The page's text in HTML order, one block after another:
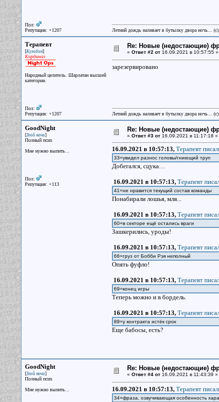
Пол:
Репутация: +1207
Летний дождь наливает в бутылку двора ночь...
Терапевт
[Кулибин]
Кардинал
Народный целитель. Шарлатан высшей
категории.
Пол:
Репутация: +1207
Re: Новые (недостающие)
« Ответ #2 от16.09.2021 в 10:57:55 »
зарезервировано
Летний дождь наливает в бутылку двора ночь...
GoodNight
[Злой ночи]
Полный псих
Мне нужно выпить...
Пол:
Репутация: +113
Re: Новые (недостающие)
« Ответ #3 от16.09.2021 в 11:17:18 »
16.09.2021 в 10:57:13, Терапевт
33=увидел разнос головы/гниющий труп
Добегался, сцука…
16.09.2021 в 10:57:13, Терапевт
41=не нравится текущий состав команды
Понабирали лошья, мля...
16.09.2021 в 10:57:13, Терапевт
60=в секторе ещё остались враги
Зашкерились, уроды!
16.09.2021 в 10:57:13, Терапевт
66=груз от Бобби Рэя неполный
Опять фуфло!
16.09.2021 в 10:57:13, Терапевт
69=конец игры
Теперь можно и в бордель.
16.09.2021 в 10:57:13, Терапевт
89=у контракта истёк срок
Еще бабосы, есть?
GoodNight
[Злой ночи]
Полный псих
Мне нужно выпить...
Re: Новые (недостающие)
« Ответ #4 от16.09.2021 в 11:43:39 »
16.09.2021 в 10:57:13, Терапевт
34=фраза, озвучивающая особенность